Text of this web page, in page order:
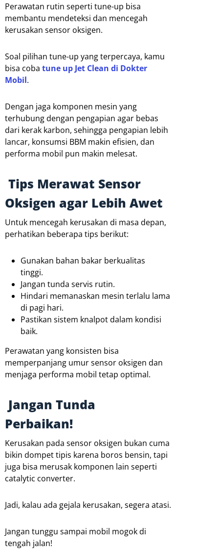
Perawatan rutin seperti tune-up bisa
membantu mendeteksi dan mencegah
kerusakan sensor oksigen.
Soal pilihan tune-up yang terpercaya, kamu
bisa coba tune up Jet Clean di Dokter
Mobil.
Dengan jaga komponen mesin yang
terhubung dengan pengapian agar bebas
dari kerak karbon, sehingga pengapian lebih
lancar, konsumsi BBM makin efisien, dan
performa mobil pun makin melesat.
Tips Merawat Sensor
Oksigen agar Lebih Awet
Untuk mencegah kerusakan di masa depan,
perhatikan beberapa tips berikut:
Gunakan bahan bakar berkualitas
tinggi.
Jangan tunda servis rutin.
Hindari memanaskan mesin terlalu lama
di pagi hari.
Pastikan sistem knalpot dalam kondisi
baik.
Perawatan yang konsisten bisa
memperpanjang umur sensor oksigen dan
menjaga performa mobil tetap optimal.
Jangan Tunda
Perbaikan!
Kerusakan pada sensor oksigen bukan cuma
bikin dompet tipis karena boros bensin, tapi
juga bisa merusak komponen lain seperti
catalytic converter.
Jadi, kalau ada gejala kerusakan, segera atasi.
Jangan tunggu sampai mobil mogok di
tengah jalan!